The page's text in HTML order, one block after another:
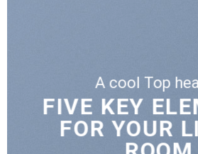
A cool
LATEST
NEWS FOR